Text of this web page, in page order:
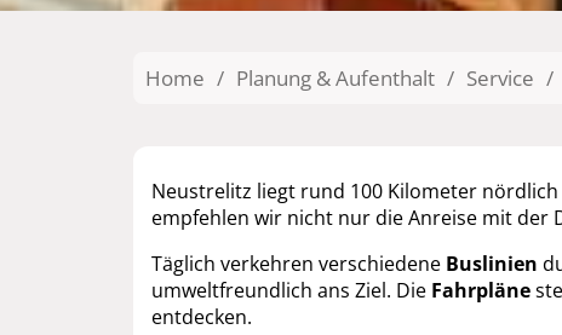
Home / Planung & Aufenthalt / Service /
Neustrelitz liegt rund 100 Kilometer
empfehlen wir nicht nur die Anreise mit der
Täglich verkehren verschiedene Buslinien
umweltfreundlich ans Ziel. Die Fahrpläne
entdecken.